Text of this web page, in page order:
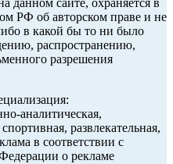
данном сайте, охраняется в
РФ об авторском праве и не
в какой бы то ни было
распространению,
разрешения
аналитическая,
развлекательная,
в соответствии с
о рекламе